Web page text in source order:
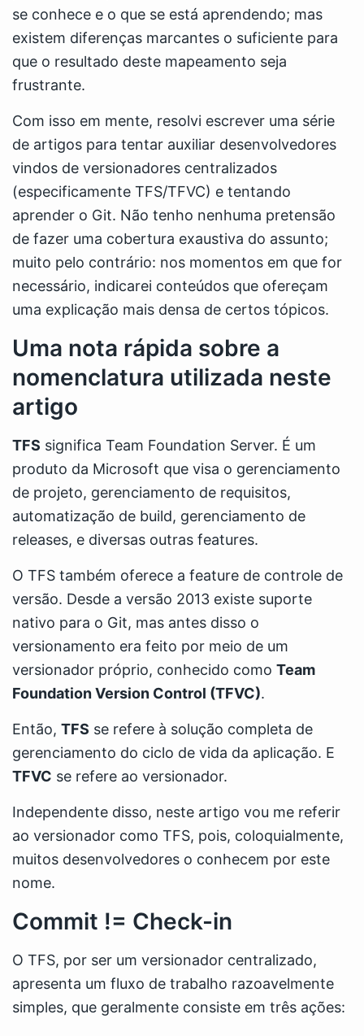
se conhece e o que se está aprendendo; mas
existem diferenças marcantes o suficiente para
que o resultado deste mapeamento seja
frustrante.
Com isso em mente, resolvi escrever uma série
de artigos para tentar auxiliar desenvolvedores
vindos de versionadores centralizados
(especificamente TFS/TFVC) e tentando
aprender o Git. Não tenho nenhuma pretensão
de fazer uma cobertura exaustiva do assunto;
muito pelo contrário: nos momentos em que for
necessário, indicarei conteúdos que ofereçam
uma explicação mais densa de certos tópicos.
Uma nota rápida sobre a
nomenclatura utilizada neste
artigo
TFS significa Team Foundation Server. É um
produto da Microsoft que visa o gerenciamento
de projeto, gerenciamento de requisitos,
automatização de build, gerenciamento de
releases, e diversas outras features.
O TFS também oferece a feature de controle de
versão. Desde a versão 2013 existe suporte
nativo para o Git, mas antes disso o
versionamento era feito por meio de um
versionador próprio, conhecido como Team
Foundation Version Control (TFVC).
Então, TFS se refere à solução completa de
gerenciamento do ciclo de vida da aplicação. E
TFVC se refere ao versionador.
Independente disso, neste artigo vou me referir
ao versionador como TFS, pois, coloquialmente,
muitos desenvolvedores o conhecem por este
nome.
Commit != Check-in
O TFS, por ser um versionador centralizado,
apresenta um fluxo de trabalho razoavelmente
simples, que geralmente consiste em três ações: